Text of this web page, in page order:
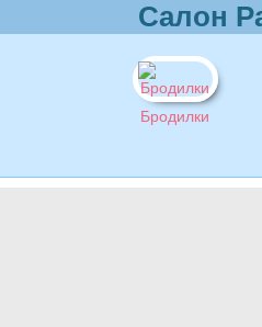
Салон
Бродилки